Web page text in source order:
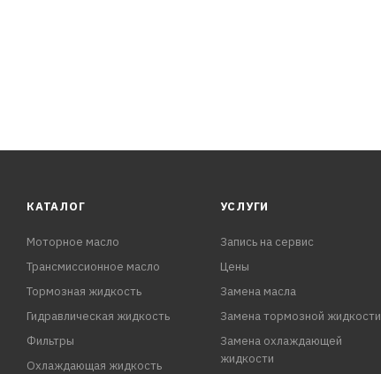
КАТАЛОГ
Моторное масло
Трансмиссионное масло
Тормозная жидкость
Гидравлическая жидкость
Фильтры
Охлаждающая жидкость
УСЛУГИ
Запись на сервис
Цены
Замена масла
Замена тормозной жидкости
Замена охлаждающей
жидкости